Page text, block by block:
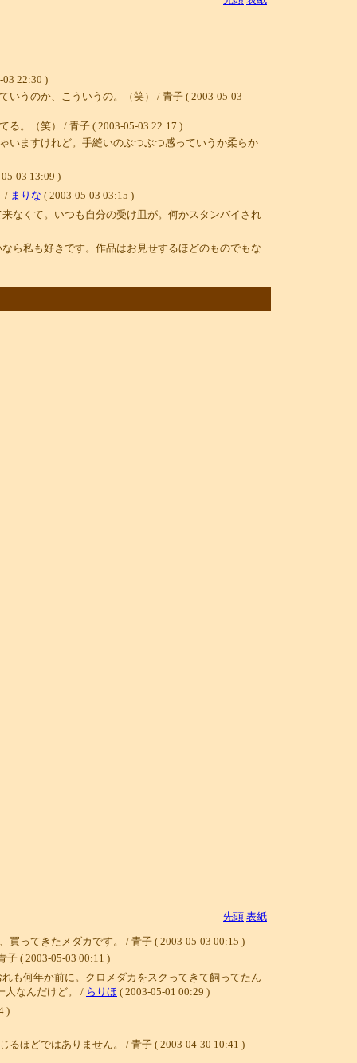
22:30 )
うのか、こういうの。（笑） / 青子 ( 2003-05-03
。（笑） / 青子 ( 2003-05-03 22:17 )
いますけれど。手縫いのぶつぶつ感っていうか柔らか
03 13:09 )
/ まりな ( 2003-05-03 03:15 )
なくて。いつも自分の受け皿が。何かスタンバイされ
ら私も好きです。作品はお見せするほどのものでもな
先頭 表紙
ってきたメダカです。 / 青子 ( 2003-05-03 00:15 )
( 2003-05-03 00:11 )
も何年か前に。クロメダカをスクってきて飼ってたん
人なんだけど。 / らりほ ( 2003-05-01 00:29 )
)
ほどではありません。 / 青子 ( 2003-04-30 10:41 )